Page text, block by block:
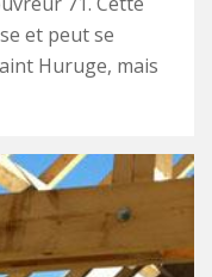
et peut se
Huruge, mais